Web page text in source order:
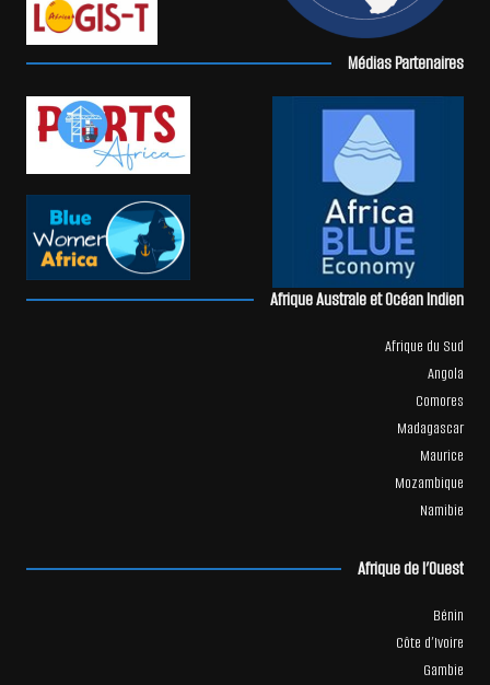
Médias Partenaires
Afrique Australe et Océan Indien
Afrique du Sud
Angola
Comores
Madagascar
Maurice
Mozambique
Namibie
Afrique de l’Ouest
Bénin
Côte d’Ivoire
Gambie